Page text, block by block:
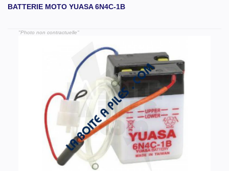
BATTERIE MOTO YUASA 6N4C-1B
"Photo non contractuelle"